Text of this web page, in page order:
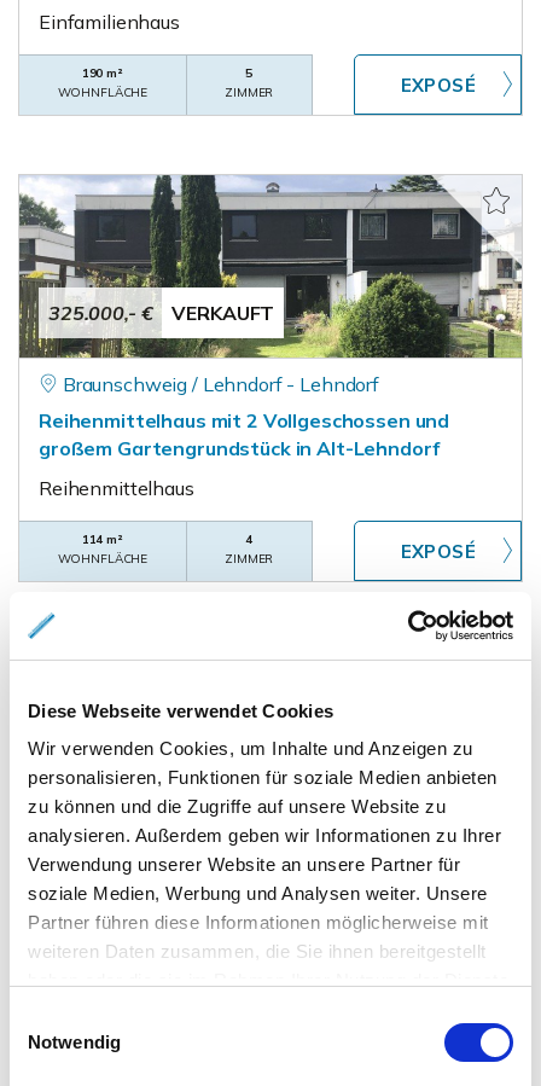
Diese Webseite verwendet Cookies
Wir verwenden Cookies, um Inhalte und Anzeigen zu
personalisieren, Funktionen für soziale Medien anbieten
zu können und die Zugriffe auf unsere Website zu
analysieren. Außerdem geben wir Informationen zu Ihrer
Verwendung unserer Website an unsere Partner für
soziale Medien, Werbung und Analysen weiter. Unsere
Partner führen diese Informationen möglicherweise mit
weiteren Daten zusammen, die Sie ihnen bereitgestellt
Notwendig
Einfamilienhaus
190 m²
WOHNFLÄCHE
5
ZIMMER
325.000,- € VERKAUFT
Braunschweig / Lehndorf - Lehndorf
Reihenmittelhaus mit 2 Vollgeschossen und
großem Gartengrundstück in Alt-Lehndorf
Reihenmittelhaus
114 m²
WOHNFLÄCHE
4
ZIMMER
458.000,- € VERKAUFT
Salzgitter / Thiede
Moderne, elegante Doppelhaushälfte in Thiede
am Waldrand
Doppelhaushälfte